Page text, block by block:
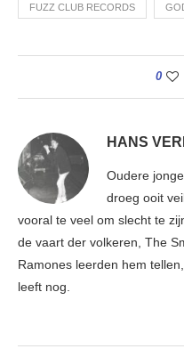
FUZZ CLUB RECORDS
0
HANS
Oudere
droeg ooit
vooral te veel om slecht te
de vaart der volkeren, The
Ramones leerden hem
leeft nog.